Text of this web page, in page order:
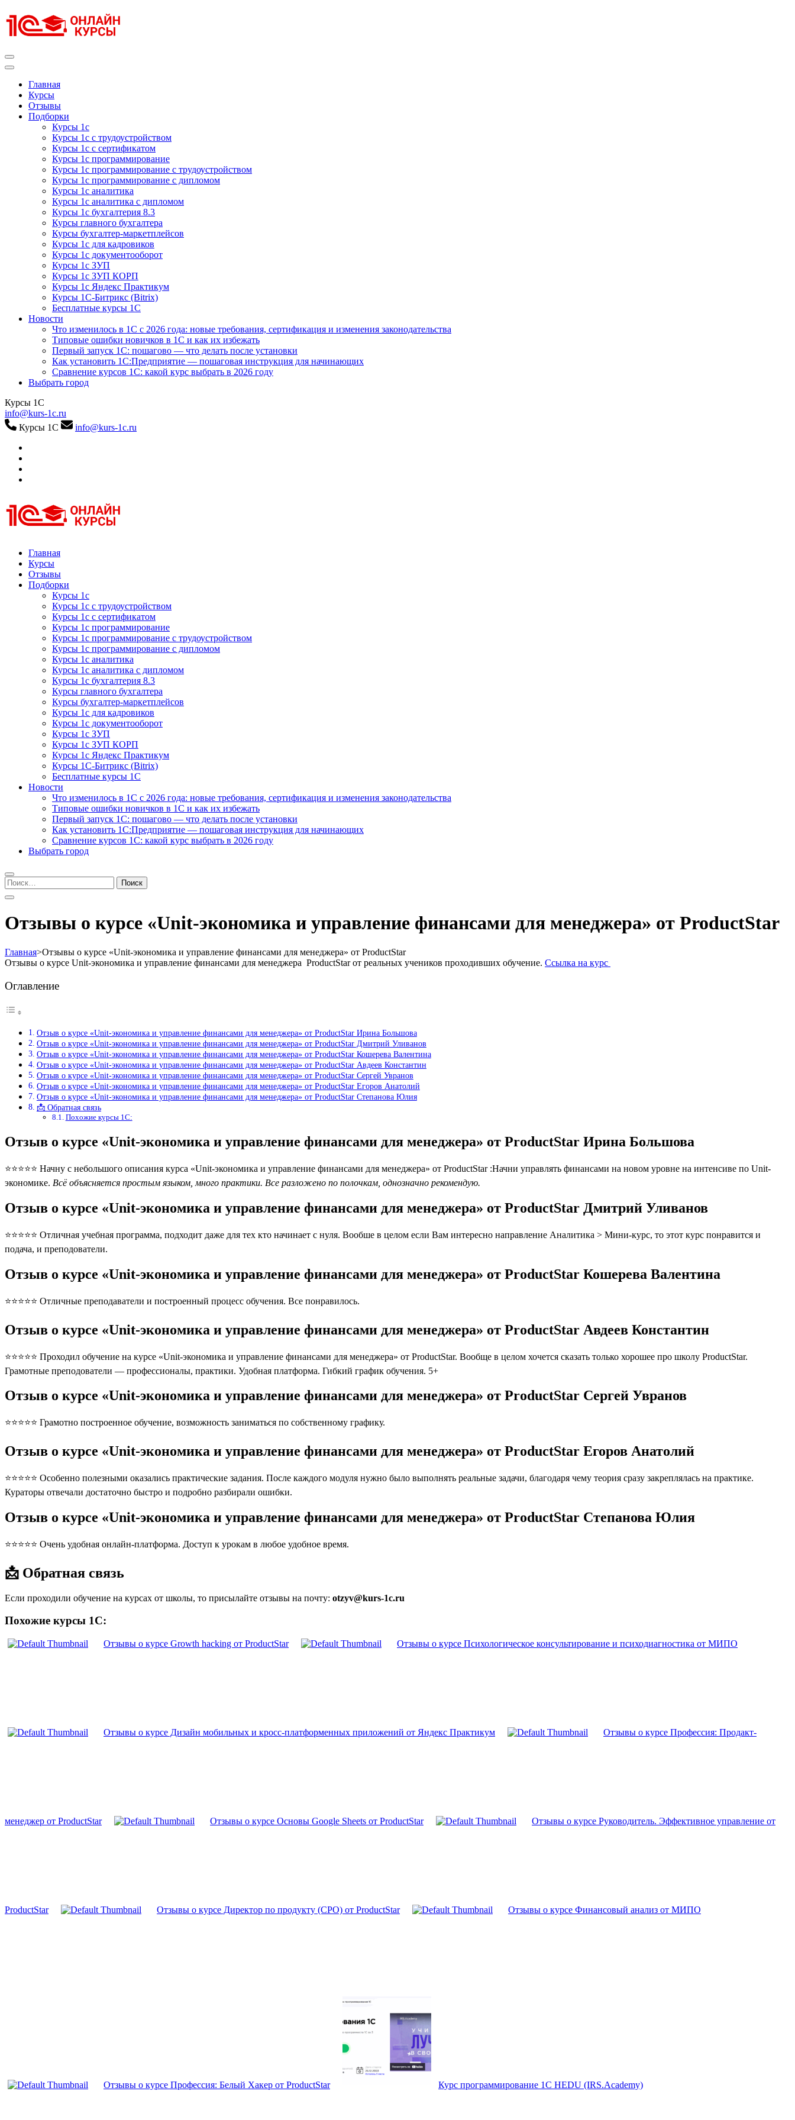
к
содержимому
Главная
Курсы
Отзывы
Подборки
Курсы 1с
Курсы 1с с трудоустройством
Курсы 1с с сертификатом
Курсы 1с программирование
Курсы 1с программирование с трудоустройством
Курсы 1с программирование с дипломом
Курсы 1с аналитика
Курсы 1с аналитика с дипломом
Курсы 1с бухгалтерия 8.3
Курсы главного бухгалтера
Курсы бухгалтер-маркетплейсов
Курсы 1с для кадровиков
Курсы 1с документооборот
Курсы 1с ЗУП
Курсы 1с ЗУП КОРП
Курсы 1с Яндекс Практикум
Курсы 1С-Битрикс (Bitrix)
Бесплатные курсы 1С
Новости
Что изменилось в 1С с 2026 года: новые требования, сертификация и изменения законодательства
Типовые ошибки новичков в 1С и как их избежать
Первый запуск 1С: пошагово — что делать после установки
Как установить 1С:Предприятие — пошаговая инструкция для начинающих
Сравнение курсов 1С: какой курс выбрать в 2026 году
Выбрать город
Курсы 1С
info@kurs-1c.ru
Курсы 1С
info@kurs-1c.ru
Курсы 1С
Курсы 1С официальная сертификация
Главная
Курсы
Отзывы
Подборки
Курсы 1с
Курсы 1с с трудоустройством
Курсы 1с с сертификатом
Курсы 1с программирование
Курсы 1с программирование с трудоустройством
Курсы 1с программирование с дипломом
Курсы 1с аналитика
Курсы 1с аналитика с дипломом
Курсы 1с бухгалтерия 8.3
Курсы главного бухгалтера
Курсы бухгалтер-маркетплейсов
Курсы 1с для кадровиков
Курсы 1с документооборот
Курсы 1с ЗУП
Курсы 1с ЗУП КОРП
Курсы 1с Яндекс Практикум
Курсы 1С-Битрикс (Bitrix)
Бесплатные курсы 1С
Новости
Что изменилось в 1С с 2026 года: новые требования, сертификация и изменения законодательства
Типовые ошибки новичков в 1С и как их избежать
Первый запуск 1С: пошагово — что делать после установки
Как установить 1С:Предприятие — пошаговая инструкция для начинающих
Сравнение курсов 1С: какой курс выбрать в 2026 году
Выбрать город
Найти:
Отзывы о курсе «Unit-экономика и управление финансами для менеджера» от ProductStar
Главная>Отзывы о курсе «Unit-экономика и управление финансами для менеджера» от ProductStar
Отзывы о курсе Unit-экономика и управление финансами для менеджера ProductStar от реальных учеников проходивших обучение. Ссылка на курс
Оглавление
Отзыв о курсе «Unit-экономика и управление финансами для менеджера» от ProductStar Ирина Большова
Отзыв о курсе «Unit-экономика и управление финансами для менеджера» от ProductStar Дмитрий Уливанов
Отзыв о курсе «Unit-экономика и управление финансами для менеджера» от ProductStar Кошерева Валентина
Отзыв о курсе «Unit-экономика и управление финансами для менеджера» от ProductStar Авдеев Константин
Отзыв о курсе «Unit-экономика и управление финансами для менеджера» от ProductStar Сергей Увранов
Отзыв о курсе «Unit-экономика и управление финансами для менеджера» от ProductStar Егоров Анатолий
Отзыв о курсе «Unit-экономика и управление финансами для менеджера» от ProductStar Степанова Юлия
📩 Обратная связь
Похожие курсы 1С:
Отзыв о курсе «Unit-экономика и управление финансами для менеджера» от ProductStar Ирина Большова
⭐⭐⭐⭐⭐ Начну с небольшого описания курса «Unit-экономика и управление финансами для менеджера» от ProductStar :Начни управлять финансами на новом уровне на интенсиве по Unit-
экономике. Всё объясняется простым языком, много практики. Все разложено по полочкам, однозначно рекомендую.
Отзыв о курсе «Unit-экономика и управление финансами для менеджера» от ProductStar Дмитрий Уливанов
⭐⭐⭐⭐⭐ Отличная учебная программа, подходит даже для тех кто начинает с нуля. Вообше в целом если Вам интересно направление Аналитика > Мини-курс, то этот курс понравится и
подача, и преподователи.
Отзыв о курсе «Unit-экономика и управление финансами для менеджера» от ProductStar Кошерева Валентина
⭐⭐⭐⭐⭐ Отличные преподаватели и построенный процесс обучения. Все понравилось.
Отзыв о курсе «Unit-экономика и управление финансами для менеджера» от ProductStar Авдеев Константин
⭐⭐⭐⭐⭐ Проходил обучение на курсе «Unit-экономика и управление финансами для менеджера» от ProductStar. Вообще в целом хочется сказать только хорошее про школу ProductStar.
Грамотные преподователи — профессионалы, практики. Удобная платформа. Гибкий график обучения. 5+
Отзыв о курсе «Unit-экономика и управление финансами для менеджера» от ProductStar Сергей Увранов
⭐⭐⭐⭐⭐ Грамотно построенное обучение, возможность заниматься по собственному графику.
Отзыв о курсе «Unit-экономика и управление финансами для менеджера» от ProductStar Егоров Анатолий
⭐⭐⭐⭐⭐ Особенно полезными оказались практические задания. После каждого модуля нужно было выполнять реальные задачи, благодаря чему теория сразу закреплялась на практике.
Кураторы отвечали достаточно быстро и подробно разбирали ошибки.
Отзыв о курсе «Unit-экономика и управление финансами для менеджера» от ProductStar Степанова Юлия
⭐⭐⭐⭐⭐ Очень удобная онлайн-платформа. Доступ к урокам в любое удобное время.
📩 Обратная связь
Если проходили обучение на курсах от школы, то присылайте отзывы на почту: otzyv@kurs-1c.ru
Похожие курсы 1С:
Отзывы о курсе Growth hacking от ProductStar Отзывы о курсе Психологическое консультирование и психодиагностика от МИПО
Отзывы о курсе Дизайн мобильных и кросс-платформенных приложений от Яндекс Практикум Отзывы о курсе Профессия: Продакт-
менеджер от ProductStar Отзывы о курсе Основы Google Sheets от ProductStar Отзывы о курсе Руководитель. Эффективное управление от
ProductStar Отзывы о курсе Директор по продукту (CPO) от ProductStar Отзывы о курсе Финансовый анализ от МИПО
Отзывы о курсе Профессия: Белый Хакер от ProductStar Курс программирование 1С HEDU (IRS.Academy)